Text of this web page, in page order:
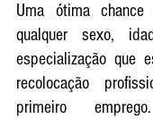
Uma ótima
qualquer sexo,
especialização que
recolocação
primeiro